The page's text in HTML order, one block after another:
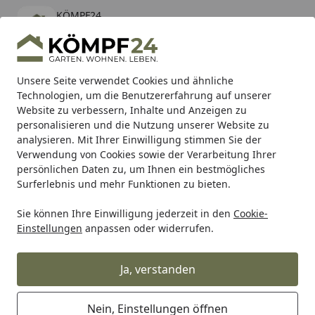
Unsere Seite verwendet Cookies und ähnliche
Technologien, um die Benutzererfahrung auf unserer
Website zu verbessern, Inhalte und Anzeigen zu
personalisieren und die Nutzung unserer Website zu
analysieren. Mit Ihrer Einwilligung stimmen Sie der
Verwendung von Cookies sowie der Verarbeitung Ihrer
persönlichen Daten zu, um Ihnen ein bestmögliches
Surferlebnis und mehr Funktionen zu bieten.
Sie können Ihre Einwilligung jederzeit in den Cookie-
Einstellungen anpassen oder widerrufen.
Ja, verstanden
Nein, Einstellungen öffnen
KÖMPF24
kostenlos - Im App Store
Hotline
Alle Produkte
Mein Konto
Suchen
Karibu Pools inkl. gratis Sandfilteranlage & Pool-
Starterset (Gesamtwert bis 468,99€)
Startseite
Arbeitskleidung Arbeitsjacken Jobman Winterjacke
Jobman Winterjacke Light 1317